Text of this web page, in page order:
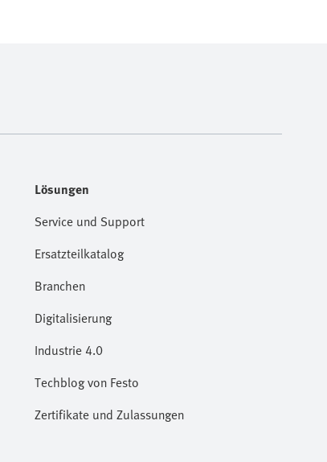
Lösungen
Service und Support
Ersatzteilkatalog
Branchen
Digitalisierung
Industrie 4.0
Techblog von Festo
Zertifikate und Zulassungen